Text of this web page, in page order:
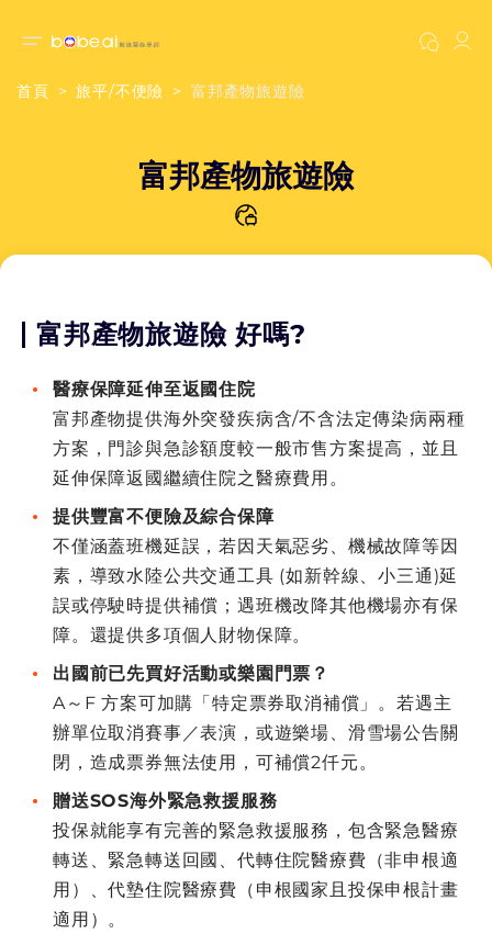
首頁 旅平/不便險 富邦產物旅遊險
富邦產物旅遊險
富邦產物旅遊險 好嗎?
醫療保障延伸至返國住院
富邦產物提供海外突發疾病含/不含法定傳染病兩種
方案，門診與急診額度較一般市售方案提高，並且
延伸保障返國繼續住院之醫療費用。
提供豐富不便險及綜合保障
不僅涵蓋班機延誤，若因天氣惡劣、機械故障等因
素，導致水陸公共交通工具 (如新幹線、小三通)延
誤或停駛時提供補償；遇班機改降其他機場亦有保
障。還提供多項個人財物保障。
出國前已先買好活動或樂園門票？
A～F 方案可加購「特定票券取消補償」。若遇主
辦單位取消賽事／表演，或遊樂場、滑雪場公告關
閉，造成票券無法使用，可補償2仟元。
贈送SOS海外緊急救援服務
投保就能享有完善的緊急救援服務，包含緊急醫療
轉送、緊急轉送回國、代轉住院醫療費（非申根適
用）、代墊住院醫療費（申根國家且投保申根計畫
適用）。